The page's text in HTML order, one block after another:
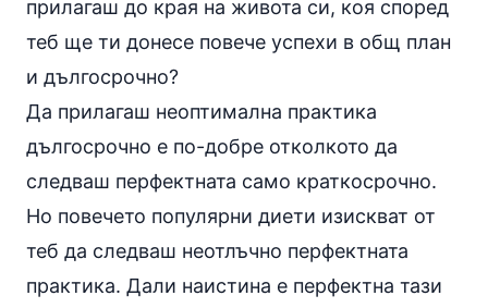
прилагаш до края на живота си, коя според
теб ще ти донесе повече успехи в общ план
и дългосрочно?
Да прилагаш неоптимална практика
дългосрочно е по-добре отколкото да
следваш перфектната само краткосрочно.
Но повечето популярни диети изискват от
теб да следваш неотлъчно перфектната
практика. Дали наистина е перфектна тази